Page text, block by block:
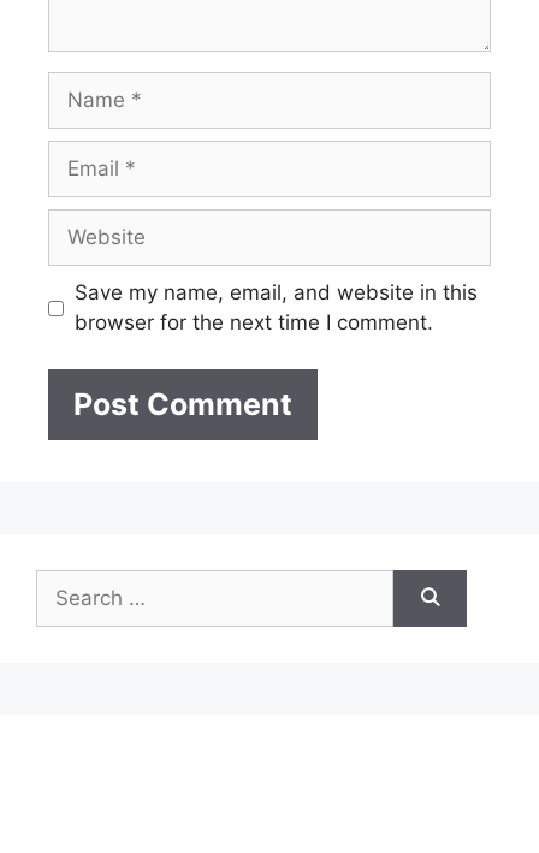
Name
Email
Website
Save my name, email, and website in this
browser for the next time I comment.
for: